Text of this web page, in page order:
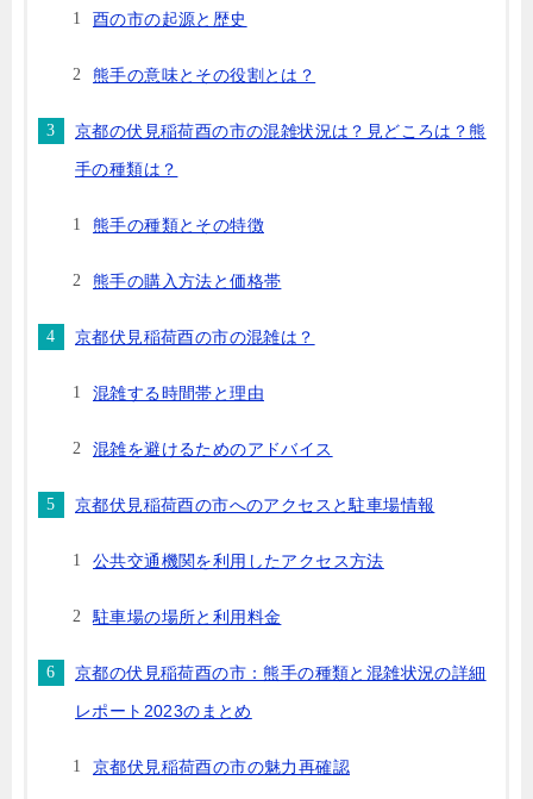
酉の市の起源と歴史
熊手の意味とその役割とは？
京都の伏見稲荷酉の市の混雑状況は？見どころは？熊
手の種類は？
熊手の種類とその特徴
熊手の購入方法と価格帯
京都伏見稲荷酉の市の混雑は？
混雑する時間帯と理由
混雑を避けるためのアドバイス
京都伏見稲荷酉の市へのアクセスと駐車場情報
公共交通機関を利用したアクセス方法
駐車場の場所と利用料金
京都の伏見稲荷酉の市：熊手の種類と混雑状況の詳細
レポート2023のまとめ
京都伏見稲荷酉の市の魅力再確認